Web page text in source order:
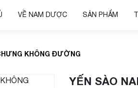
VỀ NAM DƯỢC SẢN PHẨM
KHÔNG ĐƯỜNG
YẾN SÀO